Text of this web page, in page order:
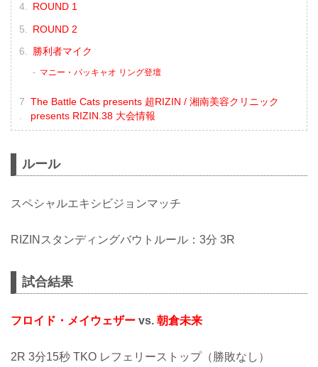
ROUND 1
ROUND 2
勝利者マイク
マニー・パッキャオ リング登壇
The Battle Cats presents 超RIZIN / 湘南美容クリニック
presents RIZIN.38 大会情報
ルール
スペシャルエキシビジョンマッチ
RIZINスタンディングバウトルール：3分 3R
試合結果
フロイド・メイウェザー vs. 朝倉未来
2R 3分15秒 TKO レフェリーストップ（勝敗なし）